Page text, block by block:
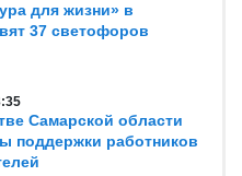
для жизни» в
37 светофоров
Самарской области
поддержки работников